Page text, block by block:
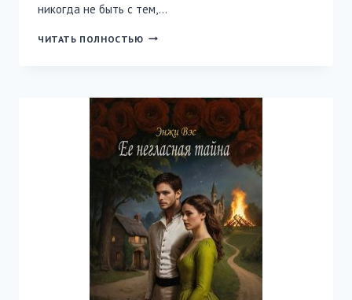
никогда не быть с тем,…
ЧИТАТЬ ПОЛНОСТЬЮ АЛЕКСАНДРА.